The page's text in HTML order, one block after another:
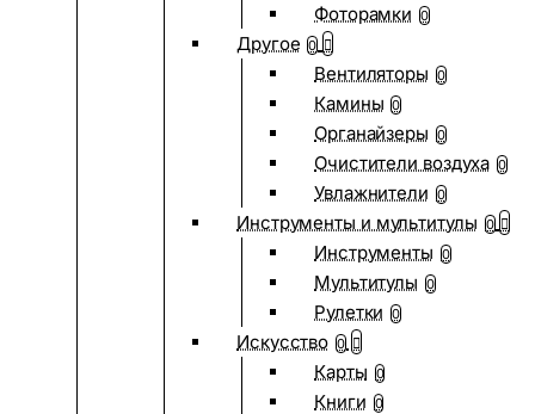
Фоторамки 0
Другое 0
Вентиляторы 0
Камины 0
Органайзеры 0
Очистители воздуха 0
Увлажнители 0
Инструменты и мультитулы 0
Инструменты 0
Мультитулы 0
Рулетки 0
Искусство 0
Карты 0
Книги 0